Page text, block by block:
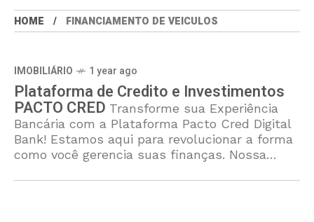
HOME FINANCIAMENTO DE VEICULOS
IMOBILIÁRIO 1 year ago
Plataforma de Credito e Investimentos
PACTO CRED Transforme sua Experiência
Bancária com a Plataforma Pacto Cred Digital
Bank! Estamos aqui para revolucionar a forma
como você gerencia suas finanças. Nossa